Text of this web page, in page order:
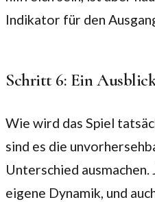
Indikator für den
Schritt 6: Ein
Wie wird das Spiel
sind es die
Unterschied ausmachen.
eigene Dynamik, und